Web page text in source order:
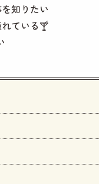
を知りたい
れている🍸